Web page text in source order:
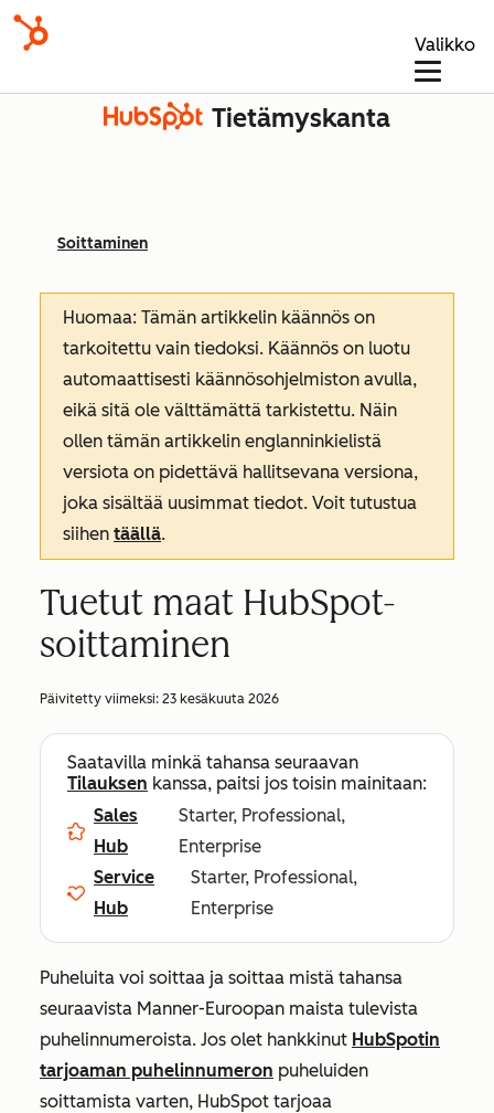
Valikko
Tietämyskanta
Soittaminen
Huomaa: Tämän artikkelin käännös on
tarkoitettu vain tiedoksi. Käännös on luotu
automaattisesti käännösohjelmiston avulla,
eikä sitä ole välttämättä tarkistettu. Näin
ollen tämän artikkelin englanninkielistä
versiota on pidettävä hallitsevana versiona,
joka sisältää uusimmat tiedot. Voit tutustua
siihen täällä.
Tuetut maat HubSpot-
soittaminen
Päivitetty viimeksi: 23 kesäkuuta 2026
Saatavilla minkä tahansa seuraavan
Tilauksen kanssa, paitsi jos toisin mainitaan:
Sales
Hub
Starter, Professional,
Enterprise
Service
Hub
Starter, Professional,
Enterprise
Puheluita voi soittaa ja soittaa mistä tahansa
seuraavista Manner-Euroopan maista tulevista
puhelinnumeroista. Jos olet hankkinut HubSpotin
tarjoaman puhelinnumeron puheluiden
soittamista varten, HubSpot tarjoaa